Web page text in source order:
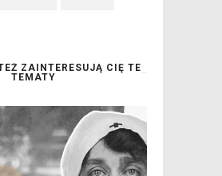
ZAINTERESUJĄ CIĘ TE
TEMATY